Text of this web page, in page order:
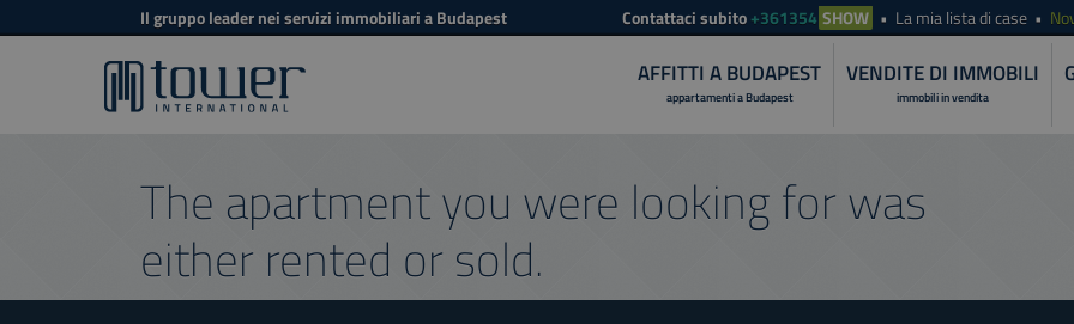
Il gruppo leader nei servizi immobiliari a Budapest Contattaci subito+361354 SHOW La mia lista di case
AFFITTI A BUDAPEST
appartamenti a Budapest
VENDITE DI IMMOBILI
immobili in vendita
The apartment you were looking for was
either rented or sold.